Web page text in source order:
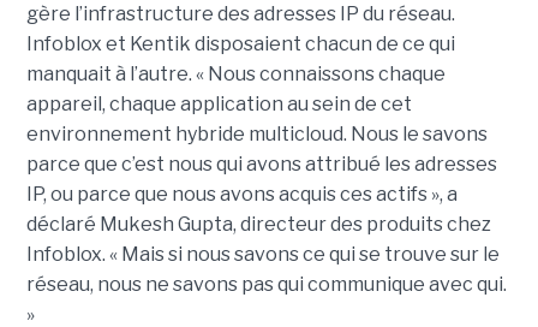
gère l’infrastructure des adresses IP du réseau.
Infoblox et Kentik disposaient chacun de ce qui
manquait à l’autre. « Nous connaissons chaque
appareil, chaque application au sein de cet
environnement hybride multicloud. Nous le savons
parce que c’est nous qui avons attribué les adresses
IP, ou parce que nous avons acquis ces actifs », a
déclaré Mukesh Gupta, directeur des produits chez
Infoblox. « Mais si nous savons ce qui se trouve sur le
réseau, nous ne savons pas qui communique avec qui.
»